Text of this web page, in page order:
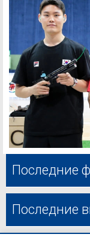
Последние
Последние